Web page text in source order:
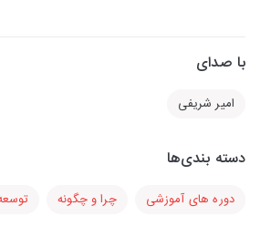
با صدای
امیر شریفی
دسته بندی‌ها
دوره های آموزشی چرا و چگونه